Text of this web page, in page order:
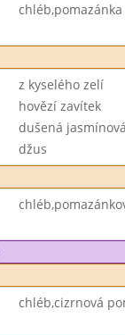
z kyselého zelí
hovězí zavítek
dušená
džus
chléb,cizrnová